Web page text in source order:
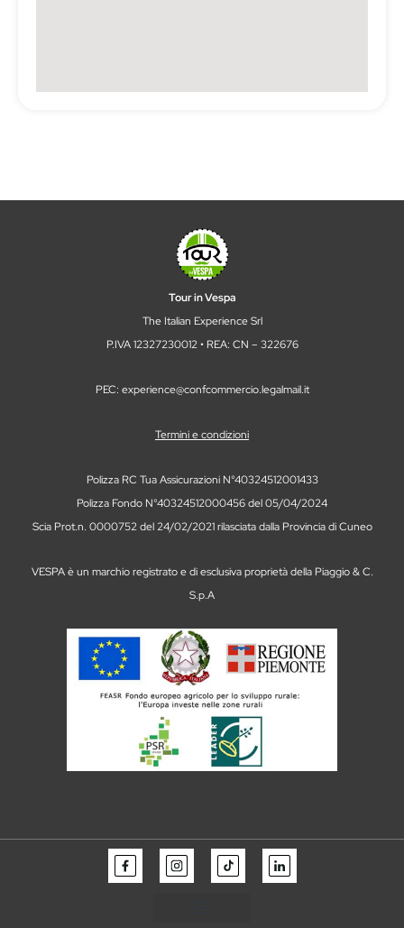
Tour in Vespa
The Italian Experience Srl
P.IVA 12327230012 • REA: CN – 322676
PEC: experience@confcommercio.legalmail.it
Termini e condizioni
Polizza RC Tua Assicurazioni N°40324512001433
Polizza Fondo N°40324512000456 del 05/04/2024
Scia Prot.n. 0000752 del 24/02/2021 rilasciata dalla Provincia di Cuneo
VESPA è un marchio registrato e di esclusiva proprietà della Piaggio & C.
S.p.A